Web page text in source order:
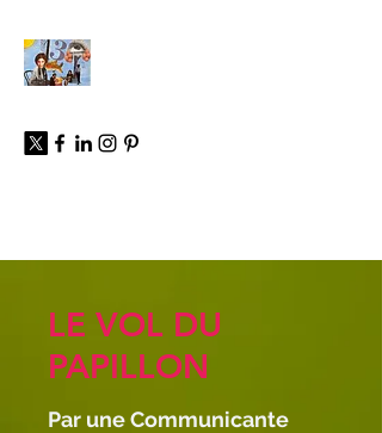
LE VOL DU
PAPILLON
Par une Communicante